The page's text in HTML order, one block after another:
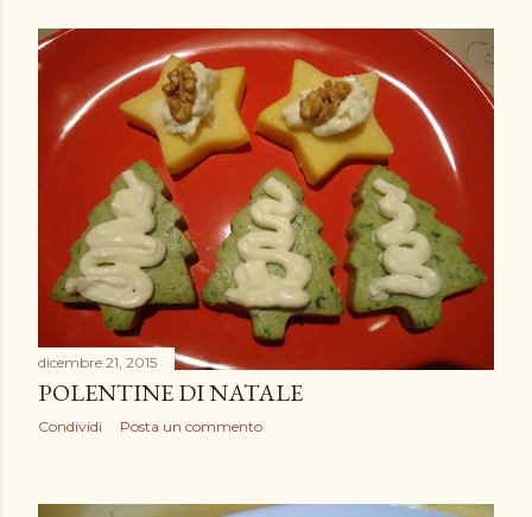
s
t
dicembre 21, 2015
POLENTINE DI NATALE
Condividi Posta un commento